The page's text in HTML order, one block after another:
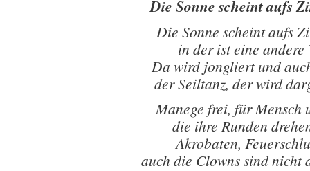
Die Sonne scheint aufs
Die Sonne scheint aufs
in der ist eine andere
Da wird jongliert und
der Seiltanz, der wird
Manege frei, für Mensch
die ihre Runden
Akrobaten,
auch die Clowns sind nicht